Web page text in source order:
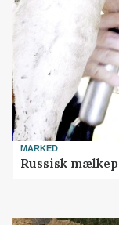
MARKED
Russisk